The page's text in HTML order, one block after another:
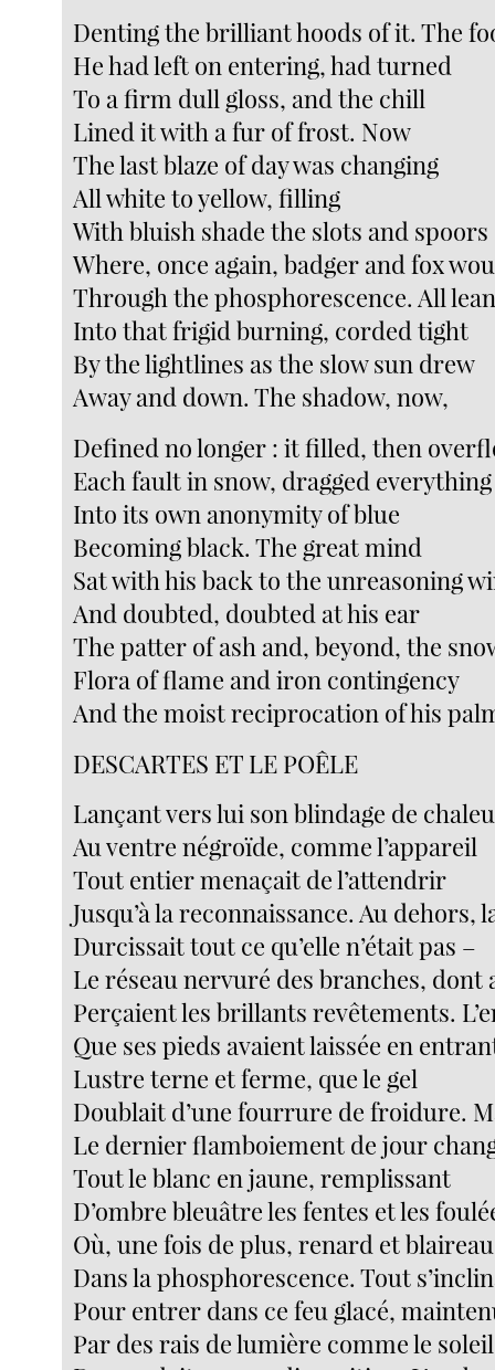
Denting the brilliant hoods of it. The
He had left on entering, had turned
To a firm dull gloss, and the chill
Lined it with a fur of frost. Now
The last blaze of day was changing
All white to yellow, filling
With bluish shade the slots and spoors
Where, once again, badger and fox
Through the phosphorescence. All
Into that frigid burning, corded tight
By the lightlines as the slow sun drew
Away and down. The shadow, now,
Defined no longer : it filled, then
Each fault in snow, dragged everything
Into its own anonymity of blue
Becoming black. The great mind
Sat with his back to the unreasoning
And doubted, doubted at his ear
The patter of ash and, beyond, the
Flora of flame and iron contingency
And the moist reciprocation of his
DESCARTES ET LE POÊLE
Lançant vers lui son blindage de
Au ventre négroïde, comme l’appareil
Tout entier menaçait de l’attendrir
Jusqu’à la reconnaissance. Au dehors,
Durcissait tout ce qu’elle n’était pas –
Le réseau nervuré des branches, dont
Perçaient les brillants revêtements.
Que ses pieds avaient laissée en
Lustre terne et ferme, que le gel
Doublait d’une fourrure de froidure.
Le dernier flamboiement de jour
Tout le blanc en jaune, remplissant
D’ombre bleuâtre les fentes et les
Où, une fois de plus, renard et
Dans la phosphorescence. Tout
Pour entrer dans ce feu glacé,
Par des rais de lumière comme le